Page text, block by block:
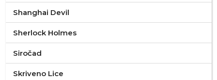
Shanghai Devil
Sherlock Holmes
Siročad
Skriveno Lice